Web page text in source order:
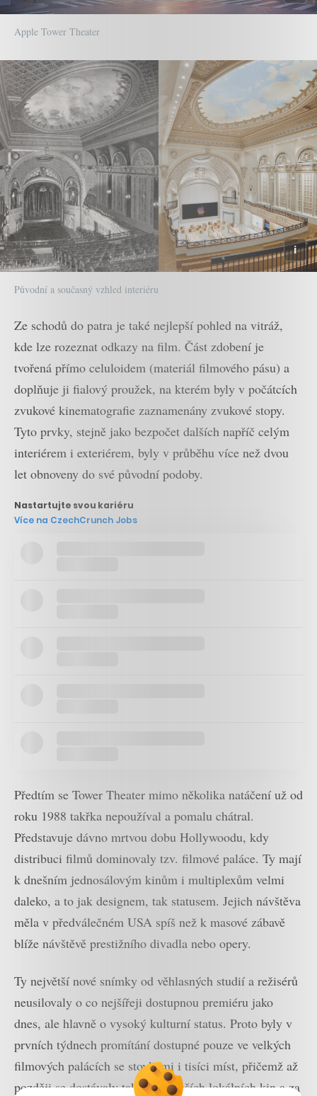
Apple Tower Theater
Původní a současný vzhled interiéru
Ze schodů do patra je také nejlepší pohled na vitráž,
kde lze rozeznat odkazy na film. Část zdobení je
tvořená přímo celuloidem (materiál filmového pásu) a
doplňuje ji fialový proužek, na kterém byly v počátcích
zvukové kinematografie zaznamenány zvukové stopy.
Tyto prvky, stejně jako bezpočet dalších napříč celým
interiérem i exteriérem, byly v průběhu více než dvou
let obnoveny do své původní podoby.
Nastartujte svou kariéru
Více na CzechCrunch Jobs
Předtím se Tower Theater mimo několika natáčení už od
roku 1988 takřka nepoužíval a pomalu chátral.
Představuje dávno mrtvou dobu Hollywoodu, kdy
distribuci filmů dominovaly tzv. filmové paláce. Ty mají
k dnešním jednosálovým kinům i multiplexům velmi
daleko, a to jak designem, tak statusem. Jejich návštěva
měla v předválečném USA spíš než k masové zábavě
blíže návštěvě prestižního divadla nebo opery.
Ty největší nové snímky od věhlasných studií a režisérů
neusilovaly o co nejšířeji dostupnou premiéru jako
dnes, ale hlavně o vysoký kulturní status. Proto byly v
prvních týdnech promítání dostupné pouze ve velkých
filmových palácích se stovkami i tisíci míst, přičemž až
později se dostávaly také do menších lokálních kin a za